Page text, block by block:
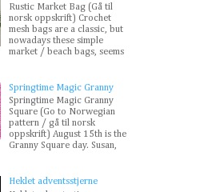
Rustic Market Bag (Gå til
norsk oppskrift) Crochet
mesh bags are a classic, but
nowadays these simple
market / beach bags, seems
Springtime Magic Granny
Springtime Magic Granny
Square (Go to Norwegian
pattern / gå til norsk
oppskrift) August 15th is the
Granny Square day. Susan,
Heklet adventsstjerne